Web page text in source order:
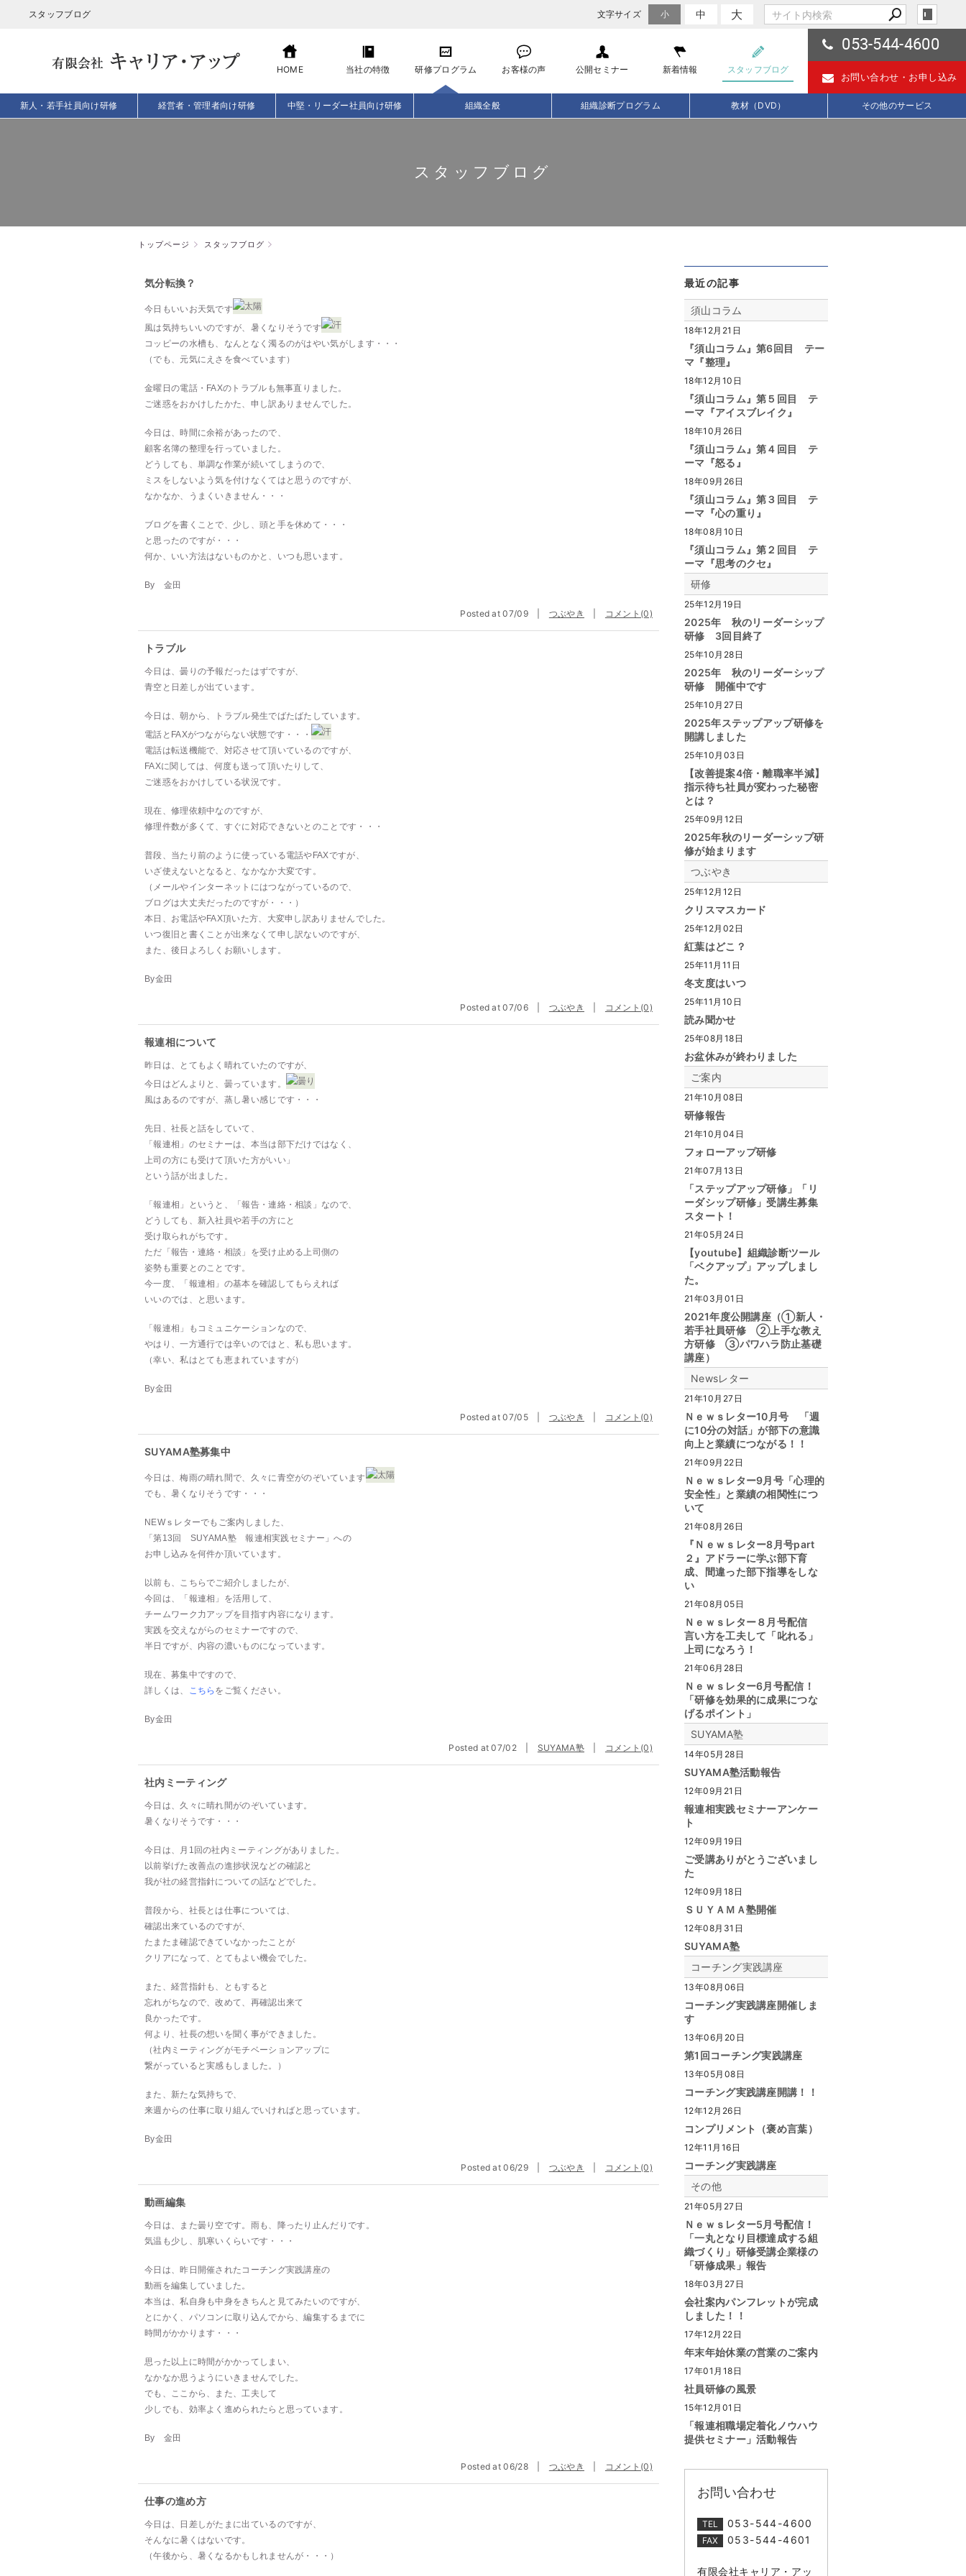
スタッフブログ 文字サイズ 小 中 大
HOME 当社の特徴 研修プログラム お客様の声 公開セミナー 新着情報 スタッフブログ
053-544-4600
お問い合わせ・ お申し込み
新人・若手社員向け研修 経営者・管理者向け研修 中堅・リーダー社員向け研修 組織全般 組織診断プログラム 教材（DVD） その他のサービス
スタッフブログ
トップページ スタッフブログ
気分転換？
今日もいいお天気です
風は気持ちいいのですが、暑くなりそうです
コッピーの水槽も、なんとなく濁るのがはやい気がします・・・
（でも、元気にえさを食べています ）
金曜日の電話・FAXのトラブルも無事直りました。
ご迷惑をおかけしたかた、申し訳ありませんでした。
今日は、時間に余裕があったので、
顧客名簿の整理を行っていました。
どうしても、単調な作業が続いてしまうので、
ミスをしないよう気を付けなくてはと思うのですが、
なかなか、うまくいきません・・・
ブログを書くことで、少し、頭と手を休めて・・・
と思ったのですが・・・
何か、いい方法はないものかと、いつも思います。
By 金田
Posted at 07/09 | つぶやき コメント(0)
トラブル
今日は、曇りの予報だったはずですが、
青空と日差しが出ています。
今日は、朝から、トラブル発生でばたばたしています。
電話とFAXがつながらない状態です・・・
電話は転送機能で、対応させて頂いているのですが、
FAXに関しては、何度も送って頂いたりして、
ご迷惑をおかけしている状況です。
現在、修理依頼中なのですが、
修理件数が多くて、すぐに対応できないとのことです・・・
普段、当たり前のように使っている電話やFAXですが、
いざ使えないとなると、なかなか大変です。
（メールやインターネットにはつながっているので、
ブログは大丈夫だったのですが・・・）
本日、お電話やFAX頂いた方、大変申し訳ありませんでした。
いつ復旧と書くことが出来なくて申し訳ないのですが、
また、後日よろしくお願いします。
By金田
Posted at 07/06 | つぶやき コメント(0)
報連相について
昨日は、とてもよく晴れていたのですが、
今日はどんよりと、曇っています。
風はあるのですが、蒸し暑い感じです・・・
先日、社長と話をしていて、
「報連相」のセミナーは、本当は部下だけではなく、
上司の方にも受けて頂いた方がいい」
という話が出ました。
「報連相」というと、「報告・連絡・相談」なので、
どうしても、新入社員や若手の方にと
受け取られがちです。
ただ「報告・連絡・相談」を受け止める上司側の
姿勢も重要とのことです。
今一度、「報連相」の基本を確認してもらえれば
いいのでは、と思います。
「報連相」もコミュニケーションなので、
やはり、一方通行では辛いのではと、私も思います。
（幸い、私はとても恵まれていますが）
By金田
Posted at 07/05 | つぶやき コメント(0)
SUYAMA塾募集中
今日は、梅雨の晴れ間で、久々に青空がのぞいています
でも、暑くなりそうです・・・
NEWｓレターでもご案内しました、
「第13回 SUYAMA塾 報連相実践セミナー」への
お申し込みを何件か頂いています。
以前も、こちらでご紹介しましたが、
今回は、「報連相」を活用して、
チームワーク力アップを目指す内容になります。
実践を交えながらのセミナーですので、
半日ですが、内容の濃いものになっています。
現在、募集中ですので、
詳しくは、
こちら をご覧ください。
By金田
Posted at 07/02 | SUYAMA塾| コメント(0)
社内ミーティング
今日は、久々に晴れ間がのぞいています。
暑くなりそうです・・・
今日は、月1回の社内ミーティングがありました。
以前挙げた改善点の進捗状況などの確認と
我が社の経営指針についての話などでした。
普段から、社長とは仕事については、
確認出来ているのですが、
たまたま確認できていなかったことが
クリアになって、とてもよい機会でした。
また、経営指針も、ともすると
忘れがちなので、改めて、再確認出来て
良かったです。
何より、社長の想いを聞く事ができました。
（社内ミーティングがモチベーションアップに
繋がっていると実感もしました。）
また、新たな気持ちで、
来週からの仕事に取り組んでいければと思っています。
By金田
Posted at 06/29 | つぶやき コメント(0)
動画編集
今日は、また曇り空です。雨も、降ったり止んだりです。
気温も少し、肌寒いくらいです・・・
今日は、昨日開催されたコーチング実践講座の
動画を編集していました。
本当は、私自身も中身をきちんと見てみたいのですが、
とにかく、パソコンに取り込んでから、編集するまでに
時間がかかります・・・
思った以上に時間がかかってしまい、
なかなか思うようにいきませんでした。
でも、ここから、また、工夫して
少しでも、効率よく進められたらと思っています。
By 金田
Posted at 06/28 | つぶやき コメント(0)
仕事の進め方
今日は、日差しがたまに出ているのですが、
そんなに暑くはないです。
（午後から、暑くなるかもしれませんが・・・）
最近の記事
須山コラム
18年12月21日
『須山コラム』第6回目 テー
マ『整理』
18年12月10日
『須山コラム』第５回目 テ
ーマ『アイスブレイク』
18年10月26日
『須山コラム』第４回目 テ
ーマ『怒る』
18年09月26日
『須山コラム』第３回目 テ
ーマ『心の重り』
18年08月10日
『須山コラム』第２回目 テ
ーマ『思考のクセ』
研修
25年12月19日
2025年 秋のリーダーシップ
研修 3回目終了
25年10月28日
2025年 秋のリーダーシップ
研修 開催中です
25年10月27日
2025年ステップアップ研修を
開講しました
25年10月03日
【改善提案4倍・離職率半減】
指示待ち社員が変わった秘密
とは？
25年09月12日
2025年秋のリーダーシップ研
修が始まります
つぶやき
25年12月12日
クリスマスカード
25年12月02日
紅葉はどこ？
25年11月11日
冬支度はいつ
25年11月10日
読み聞かせ
25年08月18日
お盆休みが終わりました
ご案内
21年10月08日
研修報告
21年10月04日
フォローアップ研修
21年07月13日
「ステップアップ研修」「リ
ーダシップ研修」受講生募集
スタート！
21年05月24日
【youtube】組織診断ツール
「ベクアップ」アップしまし
た。
21年03月01日
2021年度公開講座（①新人・
若手社員研修 ②上手な教え
方研修 ③パワハラ防止基礎
講座）
Newsレター
21年10月27日
Ｎｅｗｓレター10月号 「週
に10分の対話」が部下の意識
向上と業績につながる！！
21年09月22日
Ｎｅｗｓレター9月号「心理的
安全性」と業績の相関性につ
いて
21年08月26日
『Ｎｅｗｓレター8月号part
２』アドラーに学ぶ部下育
成、間違った部下指導をしな
い
21年08月05日
Ｎｅｗｓレター８月号配信
言い方を工夫して「叱れる」
上司になろう！
21年06月28日
Ｎｅｗｓレター6月号配信！
「研修を効果的に成果につな
げるポイント」
SUYAMA塾
14年05月28日
SUYAMA塾活動報告
12年09月21日
報連相実践セミナーアンケー
ト
12年09月19日
ご受講ありがとうございまし
た
12年09月18日
ＳＵＹＡＭＡ塾開催
12年08月31日
SUYAMA塾
コーチング実践講座
13年08月06日
コーチング実践講座開催しま
す
13年06月20日
第1回コーチング実践講座
13年05月08日
コーチング実践講座開講！！
12年12月26日
コンプリメント（褒め言葉）
12年11月16日
コーチング実践講座
その他
21年05月27日
Ｎｅｗｓレター5月号配信！
「一丸となり目標達成する組
織づくり」研修受講企業様の
「研修成果」報告
18年03月27日
会社案内パンフレットが完成
しました！！
17年12月22日
年末年始休業の営業のご案内
17年01月18日
社員研修の風景
15年12月01日
「報連相職場定着化ノウハウ
提供セミナー」活動報告
お問い合わせ
TEL 053-544-4600
FAX 053-544-4601
有限会社キャリア・アッ